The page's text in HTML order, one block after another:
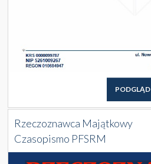
PODGLĄD
Rzeczoznawca Majątkowy
Czasopismo PFSRM